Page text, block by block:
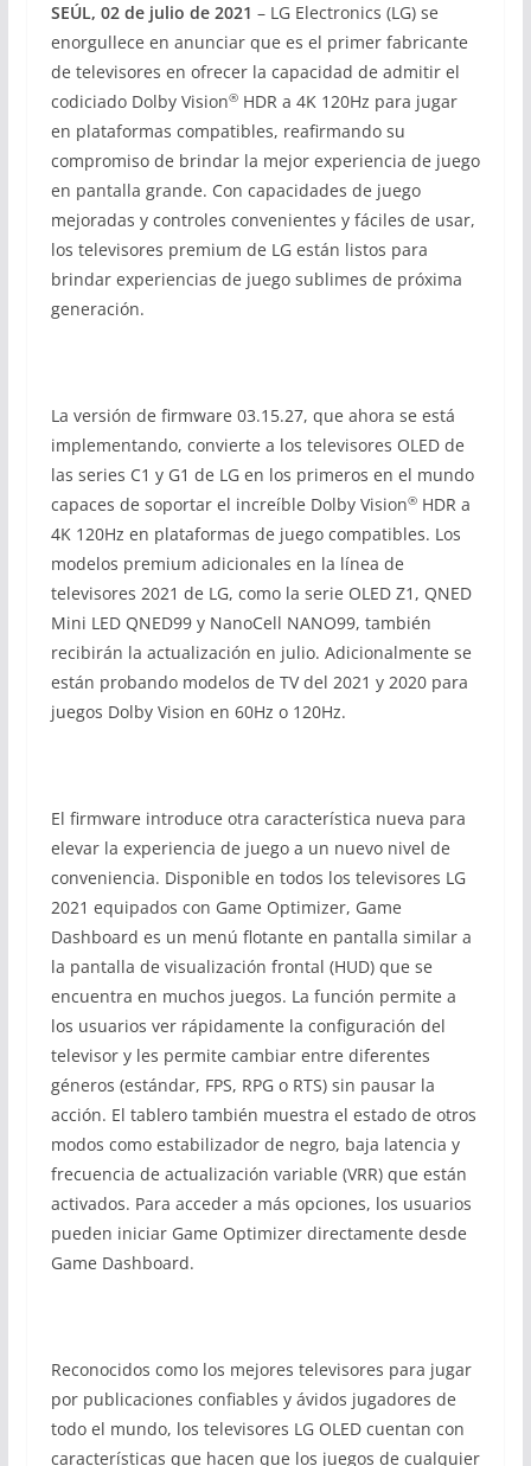
SEÚL, 02 de julio de 2021 – LG Electronics (LG) se
enorgullece en anunciar que es el primer fabricante
de televisores en ofrecer la capacidad de admitir el
codiciado Dolby Vision®HDR a 4K 120Hz para jugar
en plataformas compatibles, reafirmando su
compromiso de brindar la mejor experiencia de juego
en pantalla grande. Con capacidades de juego
mejoradas y controles convenientes y fáciles de usar,
los televisores premium de LG están listos para
brindar experiencias de juego sublimes de próxima
generación.
La versión de firmware 03.15.27, que ahora se está
implementando, convierte a los televisores OLED de
las series C1 y G1 de LG en los primeros en el mundo
capaces de soportar el increíble Dolby Vision®HDR a
4K 120Hz en plataformas de juego compatibles. Los
modelos premium adicionales en la línea de
televisores 2021 de LG, como la serie OLED Z1, QNED
Mini LED QNED99 y NanoCell NANO99, también
recibirán la actualización en julio. Adicionalmente se
están probando modelos de TV del 2021 y 2020 para
juegos Dolby Vision en 60Hz o 120Hz.
El firmware introduce otra característica nueva para
elevar la experiencia de juego a un nuevo nivel de
conveniencia. Disponible en todos los televisores LG
2021 equipados con Game Optimizer, Game
Dashboard es un menú flotante en pantalla similar a
la pantalla de visualización frontal (HUD) que se
encuentra en muchos juegos. La función permite a
los usuarios ver rápidamente la configuración del
televisor y les permite cambiar entre diferentes
géneros (estándar, FPS, RPG o RTS) sin pausar la
acción. El tablero también muestra el estado de otros
modos como estabilizador de negro, baja latencia y
frecuencia de actualización variable (VRR) que están
activados. Para acceder a más opciones, los usuarios
pueden iniciar Game Optimizer directamente desde
Game Dashboard.
Reconocidos como los mejores televisores para jugar
por publicaciones confiables y ávidos jugadores de
todo el mundo, los televisores LG OLED cuentan con
características que hacen que los juegos de cualquier